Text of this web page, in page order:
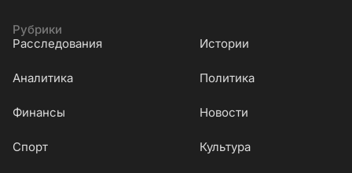
Рубрики
Расследования
Истории
Аналитика Политика
Финансы Новости
Cпорт Культура